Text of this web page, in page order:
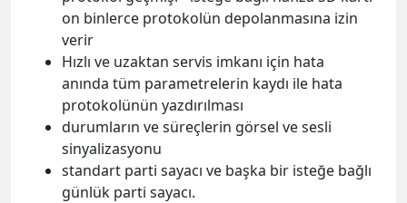
on binlerce protokolün depolanmasına izin
verir
Hızlı ve uzaktan servis imkanı için hata
anında tüm parametrelerin kaydı ile hata
protokolünün yazdırılması
durumların ve süreçlerin görsel ve sesli
sinyalizasyonu
standart parti sayacı ve başka bir isteğe bağlı
günlük parti sayacı.